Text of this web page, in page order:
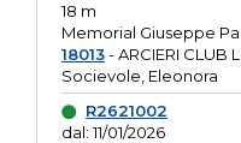
18 m
Memorial Giuseppe
18013- ARCIERI CLUB
Socievole, Eleonora
R2621002
dal: 11/01/2026